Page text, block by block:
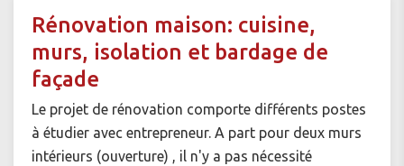
Rénovation maison: cuisine,
murs, isolation et bardage de
façade
Le projet de rénovation comporte différents postes
à étudier avec entrepreneur. A part pour deux murs
intérieurs (ouverture) , il n'y a pas nécessité